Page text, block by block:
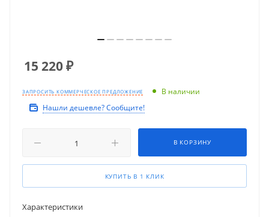
15 220₽
ЗАПРОСИТЬ КОММЕРЧЕСКОЕ ПРЕДЛОЖЕНИЕ
В наличии
Нашли дешевле? Сообщите!
В КОРЗИНУ
КУПИТЬ В 1 КЛИК
Характеристики